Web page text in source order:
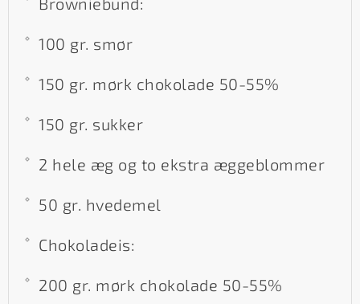
100 gr. smør
150 gr. mørk chokolade 50-55%
150 gr. sukker
2 hele æg og to ekstra æggeblommer
50 gr. hvedemel
Chokoladeis:
200 gr. mørk chokolade 50-55%